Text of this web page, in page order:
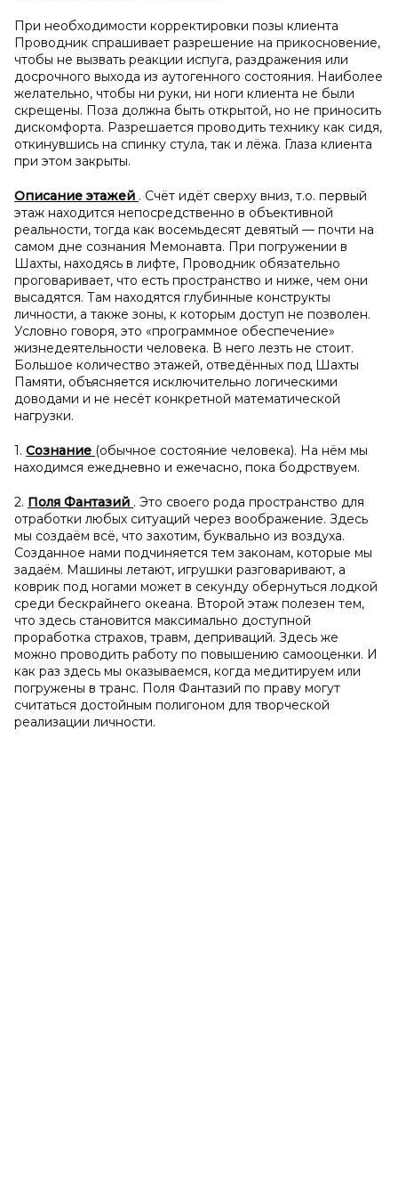
При необходимости корректировки позы клиента
Проводник спрашивает разрешение на прикосновение,
чтобы не вызвать реакции испуга, раздражения или
досрочного выхода из аутогенного состояния. Наиболее
желательно, чтобы ни руки, ни ноги клиента не были
скрещены. Поза должна быть открытой, но не приносить
дискомфорта. Разрешается проводить технику как сидя,
откинувшись на спинку стула, так и лёжа. Глаза клиента
при этом закрыты.
Описание этажей . Счёт идёт сверху вниз, т.о. первый
этаж находится непосредственно в объективной
реальности, тогда как восемьдесят девятый — почти на
самом дне сознания Мемонавта. При погружении в
Шахты, находясь в лифте, Проводник обязательно
проговаривает, что есть пространство и ниже, чем они
высадятся. Там находятся глубинные конструкты
личности, а также зоны, к которым доступ не позволен.
Условно говоря, это «программное обеспечение»
жизнедеятельности человека. В него лезть не стоит.
Большое количество этажей, отведённых под Шахты
Памяти, объясняется исключительно логическими
доводами и не несёт конкретной математической
нагрузки.
1. Сознание (обычное состояние человека). На нём мы
находимся ежедневно и ежечасно, пока бодрствуем.
2. Поля Фантазий . Это своего рода пространство для
отработки любых ситуаций через воображение. Здесь
мы создаём всё, что захотим, буквально из воздуха.
Созданное нами подчиняется тем законам, которые мы
задаём. Машины летают, игрушки разговаривают, а
коврик под ногами может в секунду обернуться лодкой
среди бескрайнего океана. Второй этаж полезен тем,
что здесь становится максимально доступной
проработка страхов, травм, деприваций. Здесь же
можно проводить работу по повышению самооценки. И
как раз здесь мы оказываемся, когда медитируем или
погружены в транс. Поля Фантазий по праву могут
считаться достойным полигоном для творческой
реализации личности.